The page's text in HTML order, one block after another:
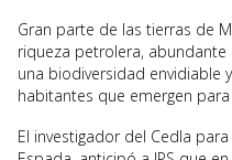
Gran parte de las tierras de
riqueza petrolera,
una biodiversidad envidiable
habitantes que emergen
El investigador del Cedla